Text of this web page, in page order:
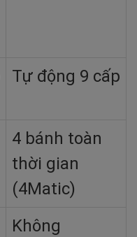
Tự động 9 cấp
4 bánh toàn
thời gian
(4Matic)
Không